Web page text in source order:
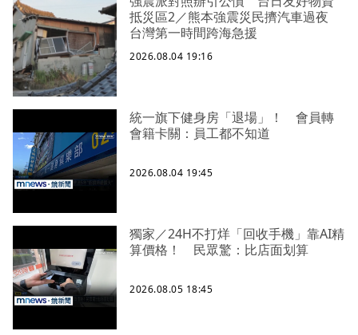
抵災區2／熊本強震災民擠汽車過夜
台灣第一時間跨海急援
2026.08.04 19:16
統一旗下健身房「退場」！ 會員轉
會籍卡關：員工都不知道
2026.08.04 19:45
獨家／24H不打烊「回收手機」靠AI精
算價格！ 民眾驚：比店面划算
2026.08.05 18:45